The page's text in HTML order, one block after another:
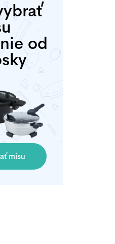
od
misu